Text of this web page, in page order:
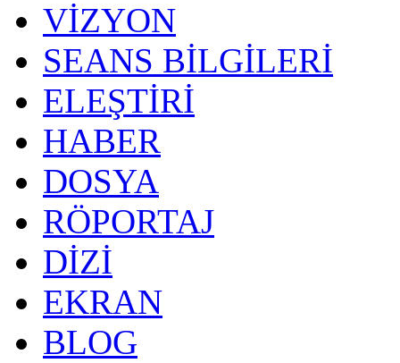
VİZYON
SEANS BİLGİLERİ
ELEŞTİRİ
HABER
DOSYA
RÖPORTAJ
DİZİ
EKRAN
BLOG